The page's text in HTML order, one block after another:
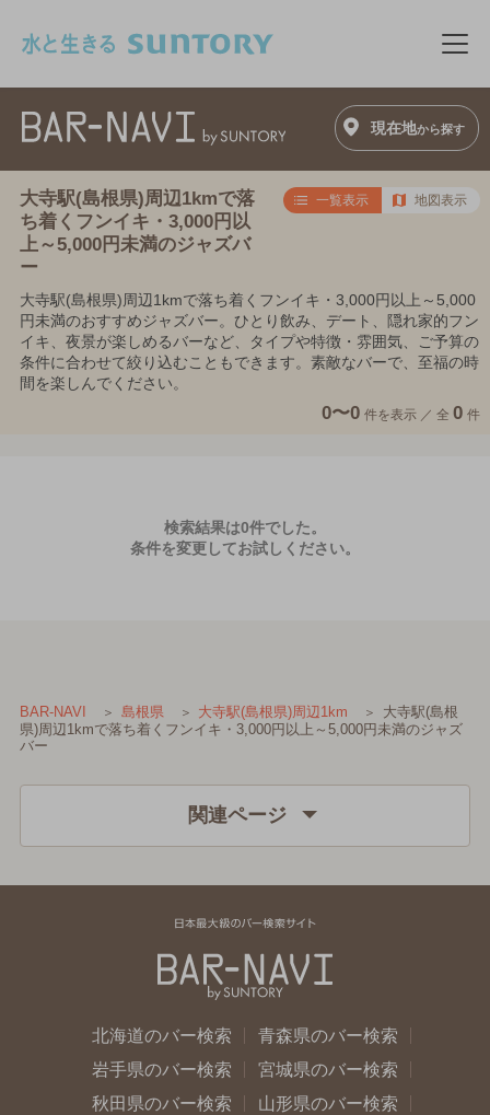
メ
現在地から探す
大寺駅(島根県)周辺1kmで落
ち着くフンイキ・3,000円以
上～5,000円未満のジャズバ
ー
一覧表示 地図表示
大寺駅(島根県)周辺1kmで落ち着くフンイキ・3,000円以上～5,000
円未満のおすすめジャズバー。ひとり飲み、デート、隠れ家的フン
イキ、夜景が楽しめるバーなど、タイプや特徴・雰囲気、ご予算の
条件に合わせて絞り込むこともできます。素敵なバーで、至福の時
間を楽しんでください。
0〜0 件を表示 ／ 全 0 件
検索結果は0件でした。
条件を変更してお試しください。
BAR-NAVI 島根県 大寺駅(島根県)周辺1km
大寺駅(島根
県)周辺1kmで落ち着くフンイキ・3,000円以上～5,000円未満のジャズ
バー
関連ページ
北海道のバー検索
青森県のバー検索
岩手県のバー検索
宮城県のバー検索
秋田県のバー検索
山形県のバー検索